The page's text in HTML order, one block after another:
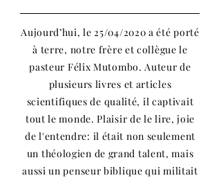
Aujourd’hui, le 25/04/2020 a été porté
à terre, notre frère et collègue le
pasteur Félix Mutombo. Auteur de
plusieurs livres et articles
scientifiques de qualité, il captivait
tout le monde. Plaisir de le lire, joie
de l'entendre: il était non seulement
un théologien de grand talent, mais
aussi un penseur biblique qui militait